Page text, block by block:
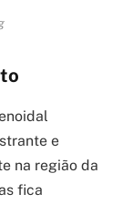
e
na região da
fica